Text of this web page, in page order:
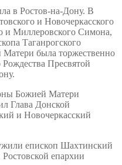
в Ростов-на-Дону. В
и Новочеркасского
и Миллеровского Симона,
Таганрогского
Матери была торжественно
Пресвятой
Божией Матери
Глава Донской
и Новочеркасский
епископ Шахтинский
епархии